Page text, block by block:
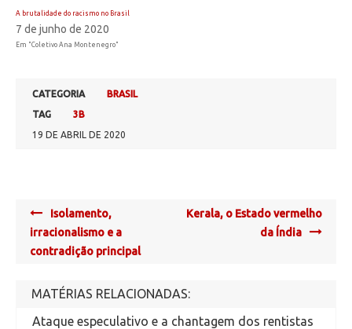
A brutalidade do racismo no Brasil
7 de junho de 2020
Em "Coletivo Ana Montenegro"
CATEGORIA
BRASIL
TAG
3B
19 DE ABRIL DE 2020
Post
navigation
Isolamento,
irracionalismo e a
contradição principal
Kerala, o Estado vermelho
da Índia
MATÉRIAS RELACIONADAS:
Ataque especulativo e a chantagem dos rentistas